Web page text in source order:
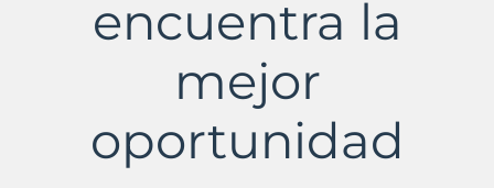
encuentra la
mejor
oportunidad